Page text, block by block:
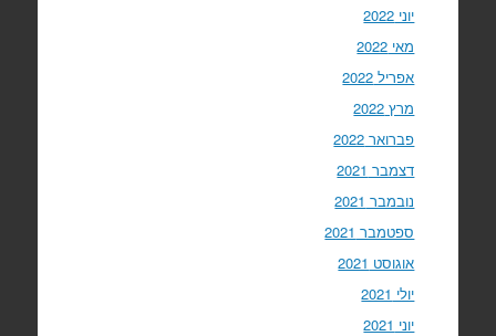
יוני 2022
מאי 2022
אפריל 2022
מרץ 2022
פברואר 2022
דצמבר 2021
נובמבר 2021
ספטמבר 2021
אוגוסט 2021
יולי 2021
יוני 2021